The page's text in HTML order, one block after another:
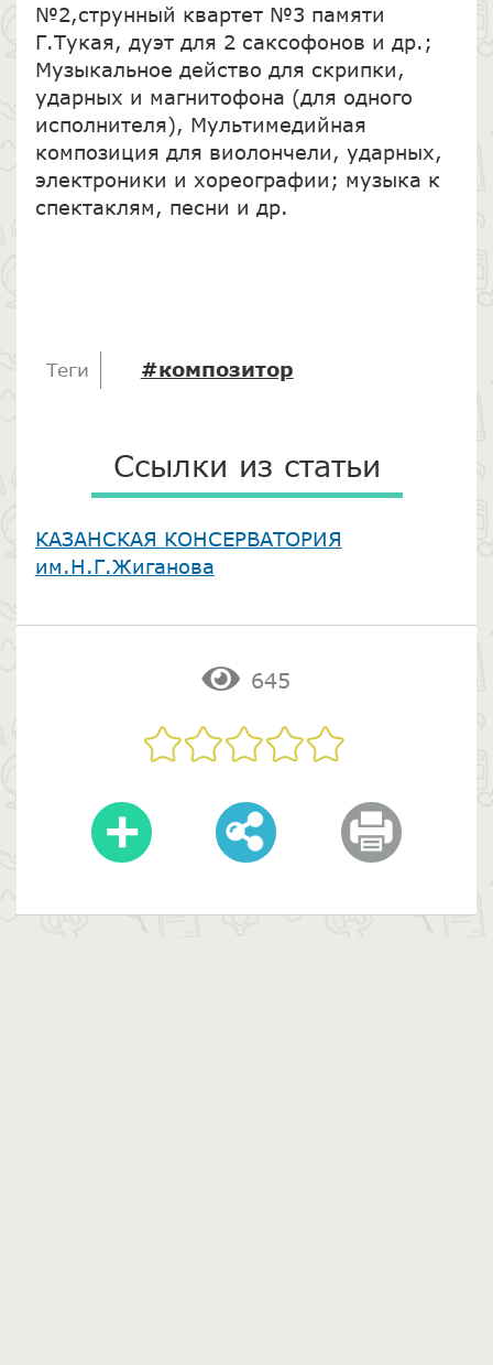
№2,струнный квартет №3 памяти
Г.Тукая, дуэт для 2 саксофонов и др.;
Музыкальное действо для скрипки,
ударных и магнитофона (для одного
исполнителя), Мультимедийная
композиция для виолончели, ударных,
электроники и хореографии; музыка к
спектаклям, песни и др.
Теги #композитор
Ссылки из статьи
​КАЗАНСКАЯ КОНСЕРВАТОРИЯ
им.Н.Г.Жиганова
645